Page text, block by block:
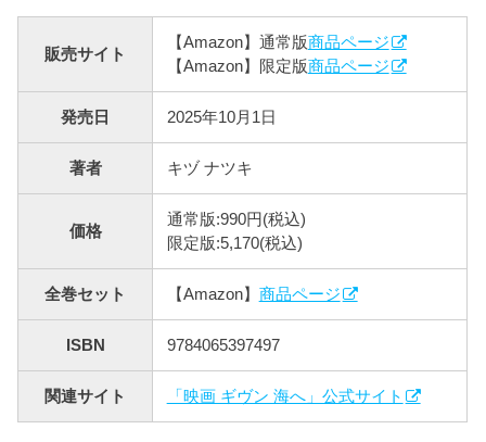
販売サイト
【Amazon】通常版商品ページ
【Amazon】限定版商品ページ
発売日 2025年10月1日
著者 キヅ ナツキ
価格
通常版:990円(税込)
限定版:5,170(税込)
全巻セット 【Amazon】 商品ページ
ISBN 9784065397497
関連サイト 「映画 ギヴン 海へ」公式サイト